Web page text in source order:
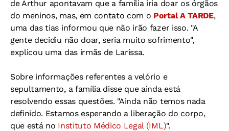
de Arthur apontavam que a família iria doar os órgãos
do meninos, mas, em contato com o Portal A TARDE,
uma das tias informou que não irão fazer isso. "A
gente decidiu não doar, seria muito sofrimento",
explicou uma das irmãs de Larissa.
Sobre informações referentes a velório e
sepultamento, a família disse que ainda está
resolvendo essas questões. "Ainda não temos nada
definido. Estamos esperando a liberação do corpo,
que está no Instituto Médico Legal (IML)".